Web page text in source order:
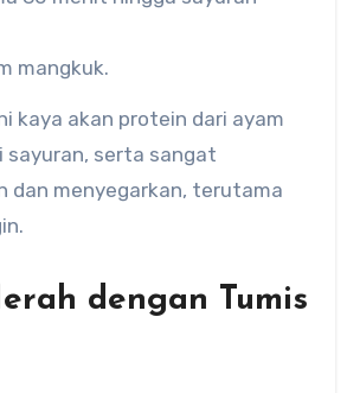
mangkuk.
kaya akan protein dari ayam
sayuran, serta sangat
dan menyegarkan, terutama
dengan Tumis